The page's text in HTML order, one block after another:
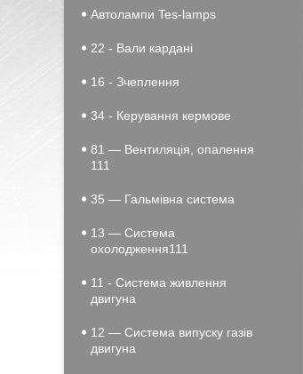
Автолампи Tes-lamps
22 - Вали кардані
16 - Зчеплення
34 - Керування кермове
81 — Вентиляція, опалення
111
35 — Гальмівна система
13 — Система
охолодження111
11 - Система живлення
двигуна
12 — Система випуску газів
двигуна